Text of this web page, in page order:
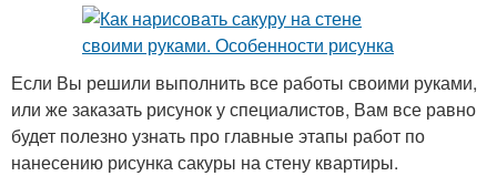
Если Вы решили выполнить все работы своими руками,
или же заказать рисунок у специалистов, Вам все равно
будет полезно узнать про главные этапы работ по
нанесению рисунка сакуры на стену квартиры.